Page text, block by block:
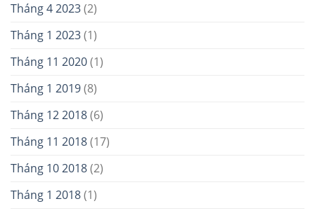
Tháng 4 2023(2)
Tháng 1 2023(1)
Tháng 11 2020(1)
Tháng 1 2019(8)
Tháng 12 2018(6)
Tháng 11 2018(17)
Tháng 10 2018(2)
Tháng 1 2018(1)